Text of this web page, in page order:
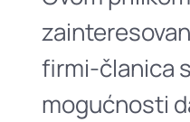
firmi-članica
mogućnosti